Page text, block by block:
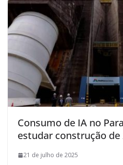
Consumo de IA no
estudar construção
21 de julho de 2025